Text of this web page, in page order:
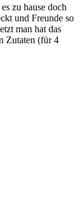
zu hause doch
und Freunde so
man hat das
Zutaten (für 4